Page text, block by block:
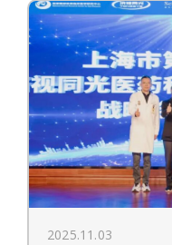
2025.11.03